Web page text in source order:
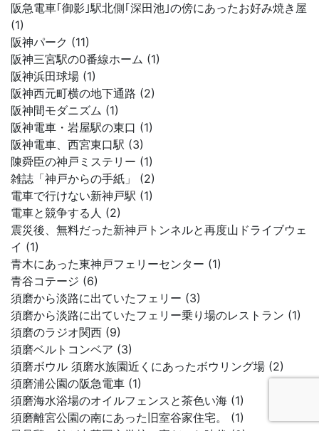
阪急電車｢御影｣駅北側｢深田池｣の傍にあったお好み焼き屋
(1)
阪神パーク (11)
阪神三宮駅の0番線ホーム (1)
阪神浜田球場 (1)
阪神西元町横の地下通路 (2)
阪神間モダニズム (1)
阪神電車・岩屋駅の東口 (1)
阪神電車、西宮東口駅 (3)
陳舜臣の神戸ミステリー (1)
雑誌「神戸からの手紙」 (2)
電車で行けない新神戸駅 (1)
電車と競争する人 (2)
震災後、無料だった新神戸トンネルと再度山ドライブウェ
イ (1)
青木にあった東神戸フェリーセンター (1)
青谷コテージ (6)
須磨から淡路に出ていたフェリー (3)
須磨から淡路に出ていたフェリー乗り場のレストラン (1)
須磨のラジオ関西 (9)
須磨ベルトコンベア (3)
須磨ボウル 須磨水族園近くにあったボウリング場 (2)
須磨浦公園の阪急電車 (1)
須磨海水浴場のオイルフェンスと茶色い海 (1)
須磨離宮公園の南にあった旧室谷家住宅。 (1)